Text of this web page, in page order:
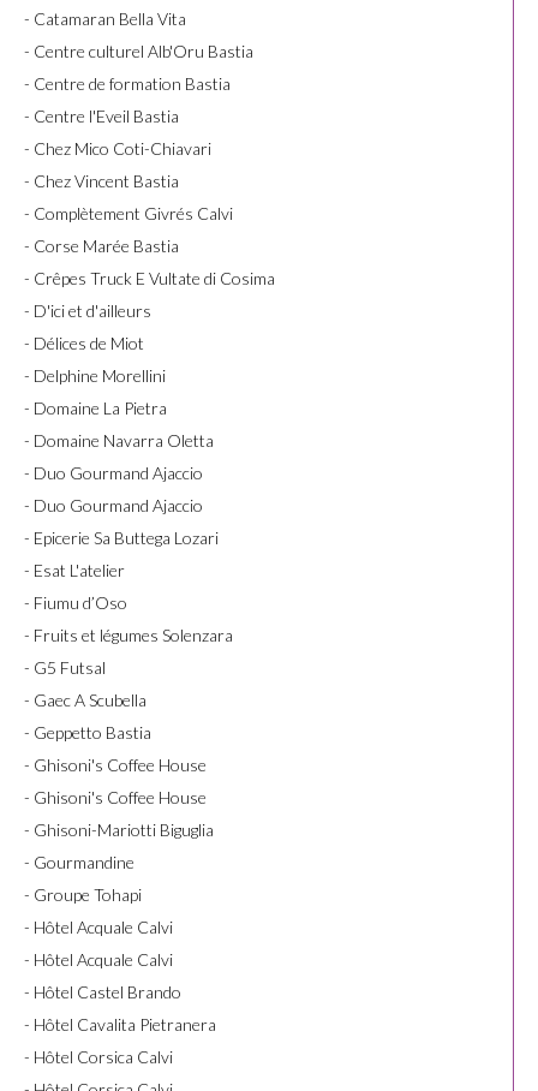
- Catamaran Bella Vita
- Centre culturel Alb'Oru Bastia
- Centre de formation Bastia
- Centre l'Eveil Bastia
- Chez Mico Coti-Chiavari
- Chez Vincent Bastia
- Complètement Givrés Calvi
- Corse Marée Bastia
- Crêpes Truck E Vultate di Cosima
- D'ici et d'ailleurs
- Délices de Miot
- Delphine Morellini
- Domaine La Pietra
- Domaine Navarra Oletta
- Duo Gourmand Ajaccio
- Duo Gourmand Ajaccio
- Epicerie Sa Buttega Lozari
- Esat L'atelier
- Fiumu d’Oso
- Fruits et légumes Solenzara
- G5 Futsal
- Gaec A Scubella
- Geppetto Bastia
- Ghisoni's Coffee House
- Ghisoni's Coffee House
- Ghisoni-Mariotti Biguglia
- Gourmandine
- Groupe Tohapi
- Hôtel Acquale Calvi
- Hôtel Acquale Calvi
- Hôtel Castel Brando
- Hôtel Cavalita Pietranera
- Hôtel Corsica Calvi